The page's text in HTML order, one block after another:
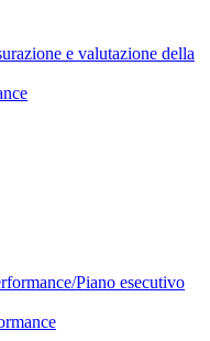
e valutazione della
Piano esecutivo